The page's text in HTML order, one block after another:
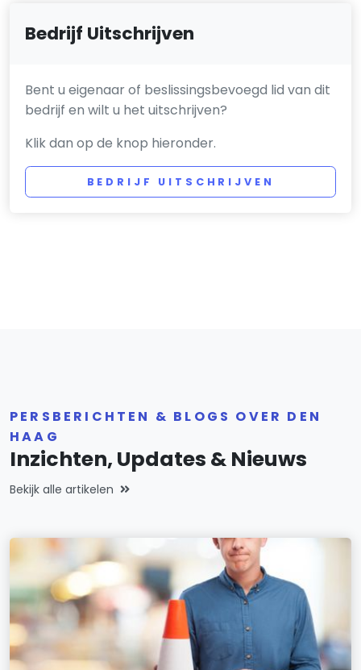
Bedrijf Uitschrijven
Bent u eigenaar of beslissingsbevoegd lid van dit
bedrijf en wilt u het uitschrijven?
Klik dan op de knop hieronder.
BEDRIJF UITSCHRIJVEN
PERSBERICHTEN & BLOGS OVER DEN
HAAG
Inzichten, Updates & Nieuws
Bekijk alle artikelen